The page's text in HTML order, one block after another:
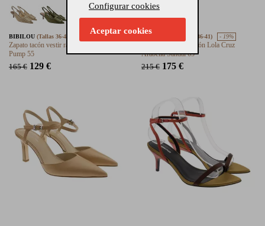
BIBILOU (Tallas 36-41)
Zapato tacón vestir rafia Bibilou Hazel
Pump 55
165 € 129 €
(Tallas 36-41) - 19%
Sandalias bronce tacón Lola Cruz
Arabella Sandal 65
215 € 175 €
Configurar cookies
Aceptar cookies